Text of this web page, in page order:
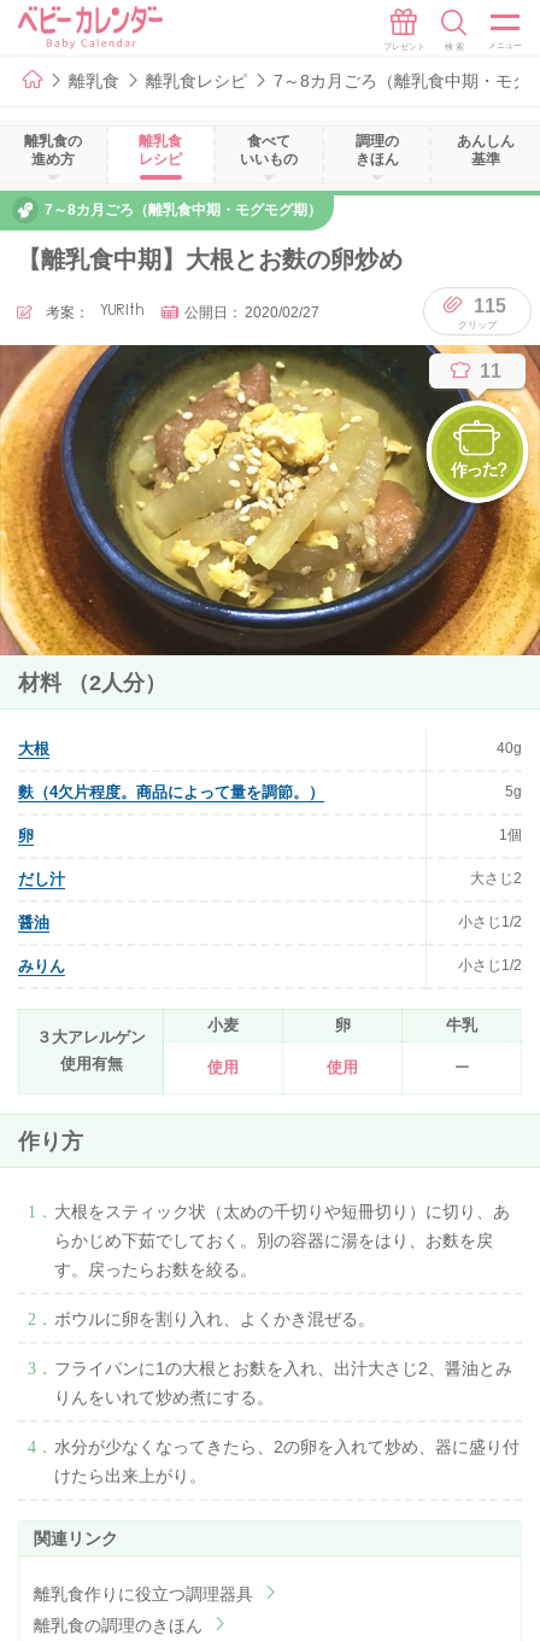
離乳食 離乳食レシピ 7～8カ月ごろ（離乳食中期・モグ
離乳食の
進め方
離乳食
レシピ
食べて
いいもの
調理の
きほん
あんしん
基準
7～8カ月ごろ（離乳食中期・モグモグ期）
【離乳食中期】大根とお麩の卵炒め
考案： YURIth 公開日： 2020/02/27 115
11
材料 （2人分）
大根 40g
麩（4欠片程度。商品によって量を調節。） 5g
卵 1個
だし汁 大さじ2
醤油 小さじ1/2
みりん 小さじ1/2
３大アレルゲン
使用有無
小麦 卵 牛乳
使用 使用 ー
作り方
大根をスティック状（太めの千切りや短冊切り）に切り、あ
らかじめ下茹でしておく。別の容器に湯をはり、お麩を戻
す。戻ったらお麩を絞る。
ボウルに卵を割り入れ、よくかき混ぜる。
フライパンに1の大根とお麩を入れ、出汁大さじ2、醤油とみ
りんをいれて炒め煮にする。
水分が少なくなってきたら、2の卵を入れて炒め、器に盛り付
けたら出来上がり。
離乳食作りに役立つ調理器具
離乳食の調理のきほん